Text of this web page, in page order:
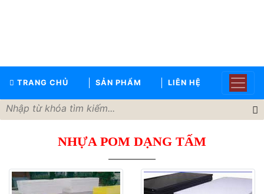
TRANG CHỦ SẢN PHẨM LIÊN HỆ
GIỚI
SẢN
PHẨM
TIN
TỨC
NHỰA POM DẠNG TẤM